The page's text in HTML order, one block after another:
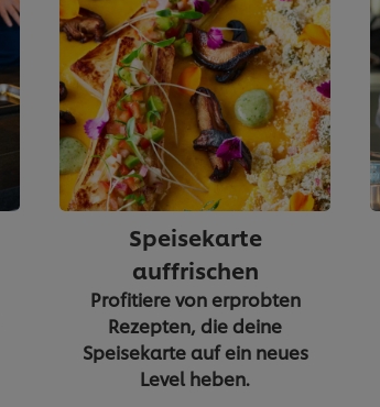
Speisekarte
auffrischen
Profitiere von erprobten
Rezepten, die deine
Speisekarte auf ein neues
Level heben.